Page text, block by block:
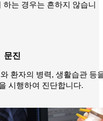
는 경우는 흔하지 않습니
문진
환자의 병력, 생활습관 등
시행하여 진단합니다.